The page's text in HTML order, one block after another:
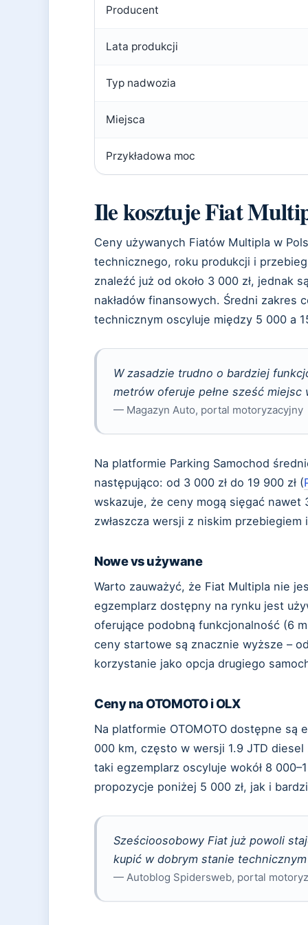
Producent
Lata produkcji
Typ nadwozia
Miejsca
Przykładowa moc
Ile kosztuje Fiat
Ceny używanych Fiatów Multipla w
technicznego, roku produkcji i
znaleźć już od około 3 000 zł, jednak
nakładów finansowych. Średni zakres
technicznym oscyluje między 5 000 a
W zasadzie trudno o bardziej
metrów oferuje pełne sześć miejsc
— Magazyn Auto, portal motoryzacyjny
Na platformie Parking Samochod
następująco: od 3 000 zł do 19 900 zł (
wskazuje, że ceny mogą sięgać nawet
zwłaszcza wersji z niskim
Nowe vs używane
Warto zauważyć, że Fiat Multipla nie
egzemplarz dostępny na rynku jest
oferujące podobną funkcjonalność (6
ceny startowe są znacznie wyższe –
korzystanie jako opcja drugiego
Ceny na OTOMOTO i OLX
Na platformie OTOMOTO dostępne są
000 km, często w wersji 1.9 JTD
taki egzemplarz oscyluje wokół 8
propozycje poniżej 5 000 zł, jak i
Sześcioosobowy Fiat już powoli
kupić w dobrym stanie
— Autoblog Spidersweb, portal